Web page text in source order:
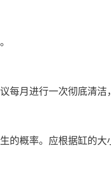
每月进行一次彻底清洁
的概率。应根据缸的